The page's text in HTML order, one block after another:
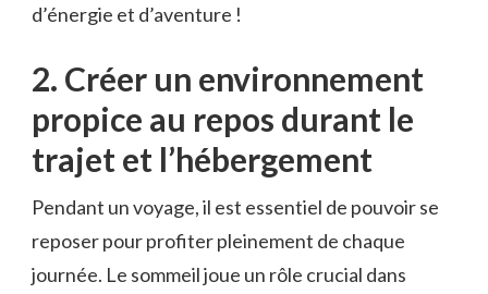
d’énergie et d’aventure !
2. Créer un ‍environnement
propice⁣ au repos durant le
trajet⁢ et‍ l’hébergement
Pendant un voyage, il est essentiel de pouvoir se
reposer pour profiter pleinement de chaque
‌journée. Le sommeil joue un rôle crucial dans